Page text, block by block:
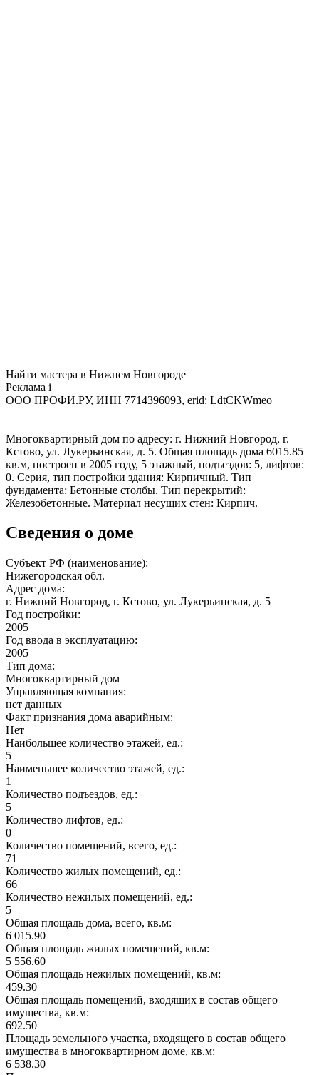
Найти мастера в Нижнем Новгороде
Реклама i
ООО ПРОФИ.РУ, ИНН 7714396093, erid: LdtCKWmeo
Многоквартирный дом по адресу: г. Нижний Новгород, г.
Кстово, ул. Лукерьинская, д. 5. Общая площадь дома 6015.85
кв.м, построен в 2005 году, 5 этажный, подъездов: 5, лифтов:
0. Серия, тип постройки здания: Кирпичный. Тип
фундамента: Бетонные столбы. Тип перекрытий:
Железобетонные. Материал несущих стен: Кирпич.
Сведения о доме
Субъект РФ (наименование):
Нижегородская обл.
Адрес дома:
г. Нижний Новгород, г. Кстово, ул. Лукерьинская, д. 5
Год постройки:
2005
Год ввода в эксплуатацию:
2005
Тип дома:
Многоквартирный дом
Управляющая компания:
нет данных
Факт признания дома аварийным:
Нет
Наибольшее количество этажей, ед.:
5
Наименьшее количество этажей, ед.:
1
Количество подъездов, ед.:
5
Количество лифтов, ед.:
0
Количество помещений, всего, ед.:
71
Количество жилых помещений, ед.:
66
Количество нежилых помещений, ед.:
5
Общая площадь дома, всего, кв.м:
6 015.90
Общая площадь жилых помещений, кв.м:
5 556.60
Общая площадь нежилых помещений, кв.м:
459.30
Общая площадь помещений, входящих в состав общего
имущества, кв.м:
692.50
Площадь земельного участка, входящего в состав общего
имущества в многоквартирном доме, кв.м:
6 538.30